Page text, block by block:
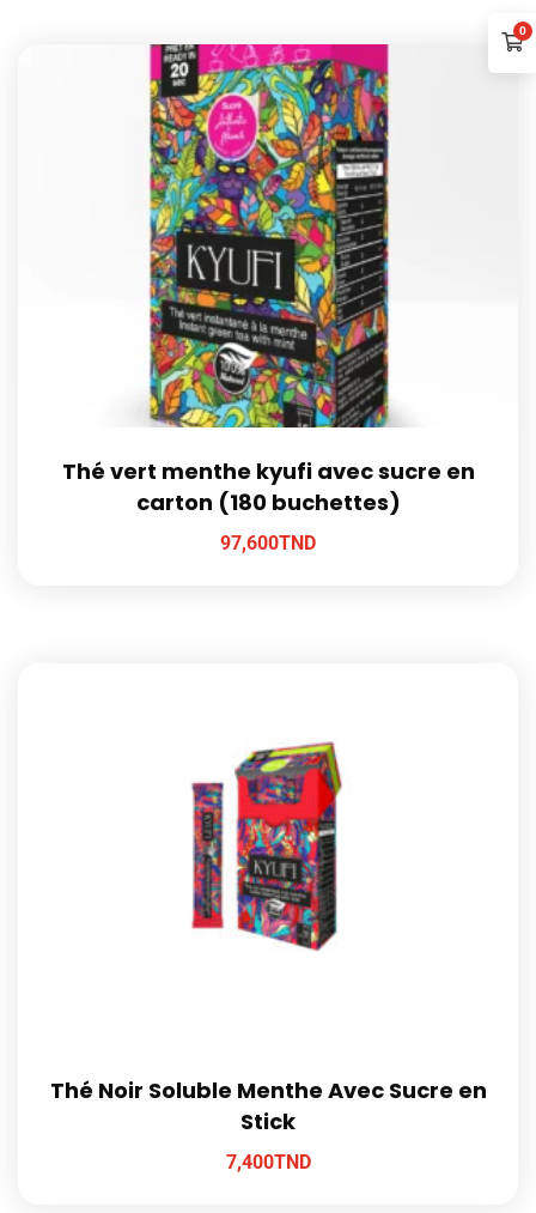
Thé vert menthe kyufi avec sucre en
carton (180 buchettes)
97,600TND
Thé Noir Soluble Menthe Avec Sucre en
Stick
7,400TND
0